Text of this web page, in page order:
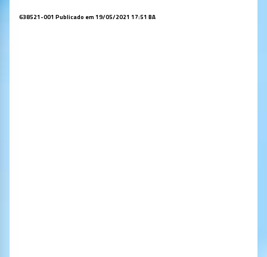
638521-001 Publicado em 19/05/2021 17:51 BA